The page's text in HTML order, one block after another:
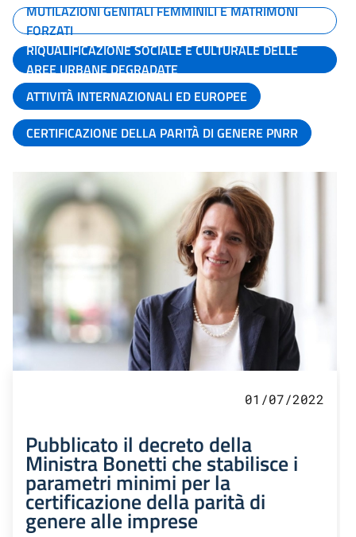
MUTILAZIONI GENITALI FEMMINILI E MATRIMONI
FORZATI
RIQUALIFICAZIONE SOCIALE E CULTURALE DELLE
AREE URBANE DEGRADATE
ATTIVITÀ INTERNAZIONALI ED EUROPEE
CERTIFICAZIONE DELLA PARITÀ DI GENERE PNRR
01/07/2022
Pubblicato il decreto della
Ministra Bonetti che stabilisce i
parametri minimi per la
certificazione della parità di
genere alle imprese